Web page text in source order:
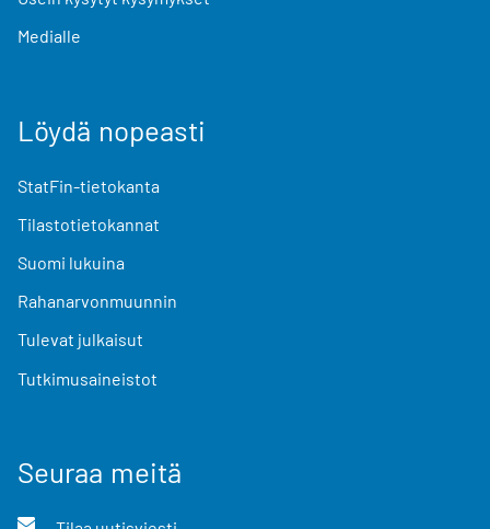
Medialle
Löydä nopeasti
StatFin-tietokanta
Tilastotietokannat
Suomi lukuina
Rahanarvonmuunnin
Tulevat julkaisut
Tutkimusaineistot
Seuraa meitä